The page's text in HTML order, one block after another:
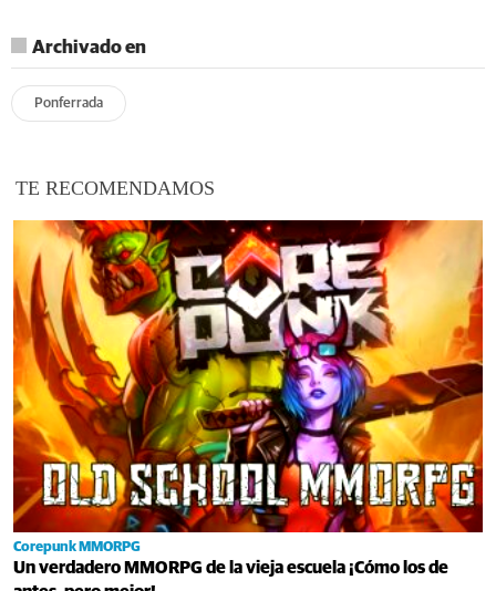
Archivado en
Ponferrada
TE RECOMENDAMOS
Corepunk MMORPG
Un verdadero MMORPG de la vieja escuela ¡Cómo los de